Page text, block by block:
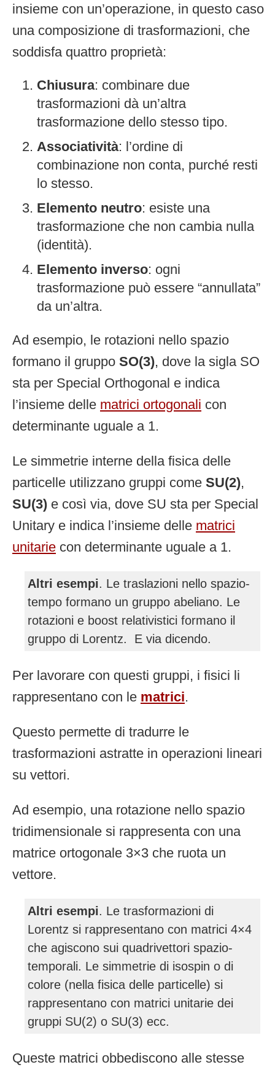
insieme con un’operazione, in questo caso
una composizione di trasformazioni, che
soddisfa quattro proprietà:
Chiusura: combinare due
trasformazioni dà un’altra
trasformazione dello stesso tipo.
Associatività: l’ordine di
combinazione non conta, purché resti
lo stesso.
Elemento neutro: esiste una
trasformazione che non cambia nulla
(identità).
Elemento inverso: ogni
trasformazione può essere “annullata”
da un’altra.
Ad esempio, le rotazioni nello spazio
formano il gruppo SO(3), dove la sigla SO
sta per Special Orthogonal e indica
l’insieme delle matrici ortogonali con
determinante uguale a 1.
Le simmetrie interne della fisica delle
particelle utilizzano gruppi come SU(2),
SU(3) e così via, dove SU sta per Special
Unitary e indica l’insieme delle matrici
unitarie con determinante uguale a 1.
Altri esempi. Le traslazioni nello spazio-
tempo formano un gruppo abeliano. Le
rotazioni e boost relativistici formano il
gruppo di Lorentz. E via dicendo.
Per lavorare con questi gruppi, i fisici li
rappresentano con le matrici.
Questo permette di tradurre le
trasformazioni astratte in operazioni lineari
su vettori.
Ad esempio, una rotazione nello spazio
tridimensionale si rappresenta con una
matrice ortogonale 3×3 che ruota un
vettore.
Altri esempi. Le trasformazioni di
Lorentz si rappresentano con matrici 4×4
che agiscono sui quadrivettori spazio-
temporali. Le simmetrie di isospin o di
colore (nella fisica delle particelle) si
rappresentano con matrici unitarie dei
gruppi SU(2) o SU(3) ecc.
Queste matrici obbediscono alle stesse